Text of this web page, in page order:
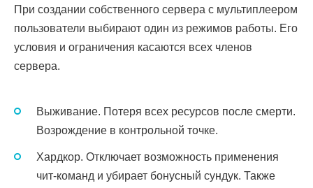
При создании собственного сервера с мультиплеером
пользователи выбирают один из режимов работы. Его
условия и ограничения касаются всех членов
сервера.
Выживание. Потеря всех ресурсов после смерти.
Возрождение в контрольной точке.
Хардкор. Отключает возможность применения
чит-команд и убирает бонусный сундук. Также